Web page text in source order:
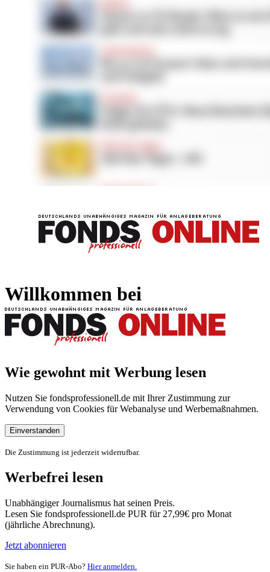
Willkommen bei
Wie gewohnt mit Werbung lesen
Nutzen Sie fondsprofessionell.de mit Ihrer Zustimmung zur
Verwendung von Cookies für Webanalyse und Werbemaßnahmen.
Einverstanden
Die Zustimmung ist jederzeit widerrufbar.
Werbefrei lesen
Unabhängiger Journalismus hat seinen Preis.
Lesen Sie fondsprofessionell.de PUR für 27,99€ pro Monat
(jährliche Abrechnung).
Jetzt abonnieren
Sie haben ein PUR-Abo? Hier anmelden.